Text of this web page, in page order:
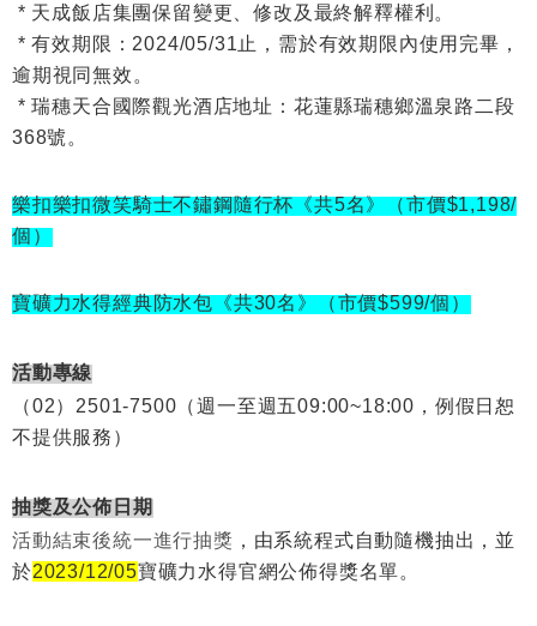
* 天成飯店集團保留變更、修改及最終解釋權利。
*有效期限：2024/05/31止，需於有效期限內使用完畢，
逾期視同無效。
*瑞穗天合國際觀光酒店地址：花蓮縣瑞穗鄉溫泉路二段
368號。
樂扣樂扣微笑騎士不鏽鋼隨行杯《共5名》（市價$1,198/
個）
寶礦力水得經典防水包《共30名》（市價$599/個）
活動專線
（02）2501-7500（週一至週五09:00~18:00，例假日恕
不提供服務）
抽獎及公佈日期
活動結束後統一進行抽獎 ，由系統程式自動隨機抽出，並
於2023/12/05寶礦力水得官網公佈得獎名單。